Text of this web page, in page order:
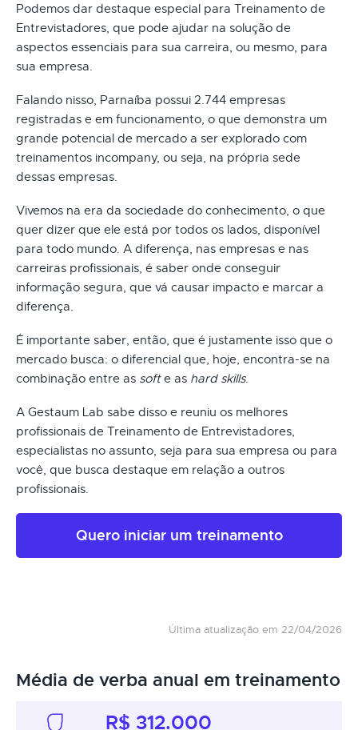
Podemos dar destaque especial para Treinamento de
Entrevistadores, que pode ajudar na solução de
aspectos essenciais para sua carreira, ou mesmo, para
sua empresa.
Falando nisso, Parnaíba possui 2.744 empresas
registradas e em funcionamento, o que demonstra um
grande potencial de mercado a ser explorado com
treinamentos incompany, ou seja, na própria sede
dessas empresas.
Vivemos na era da sociedade do conhecimento, o que
quer dizer que ele está por todos os lados, disponível
para todo mundo. A diferença, nas empresas e nas
carreiras profissionais, é saber onde conseguir
informação segura, que vá causar impacto e marcar a
diferença.
É importante saber, então, que é justamente isso que o
mercado busca: o diferencial que, hoje, encontra-se na
combinação entre as softe as hard skills.
A Gestaum Lab sabe disso e reuniu os melhores
profissionais de Treinamento de Entrevistadores,
especialistas no assunto, seja para sua empresa ou para
você, que busca destaque em relação a outros
profissionais.
Quero iniciar um treinamento
Última atualização em 22/04/2026
Média de verba anual em treinamento
R$ 312.000